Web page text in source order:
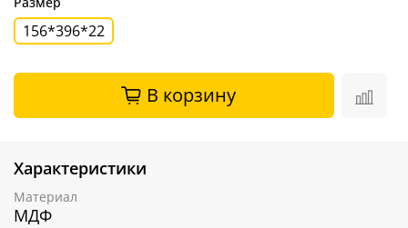
156*396*22
В корзину
Характеристики
Материал
МДФ